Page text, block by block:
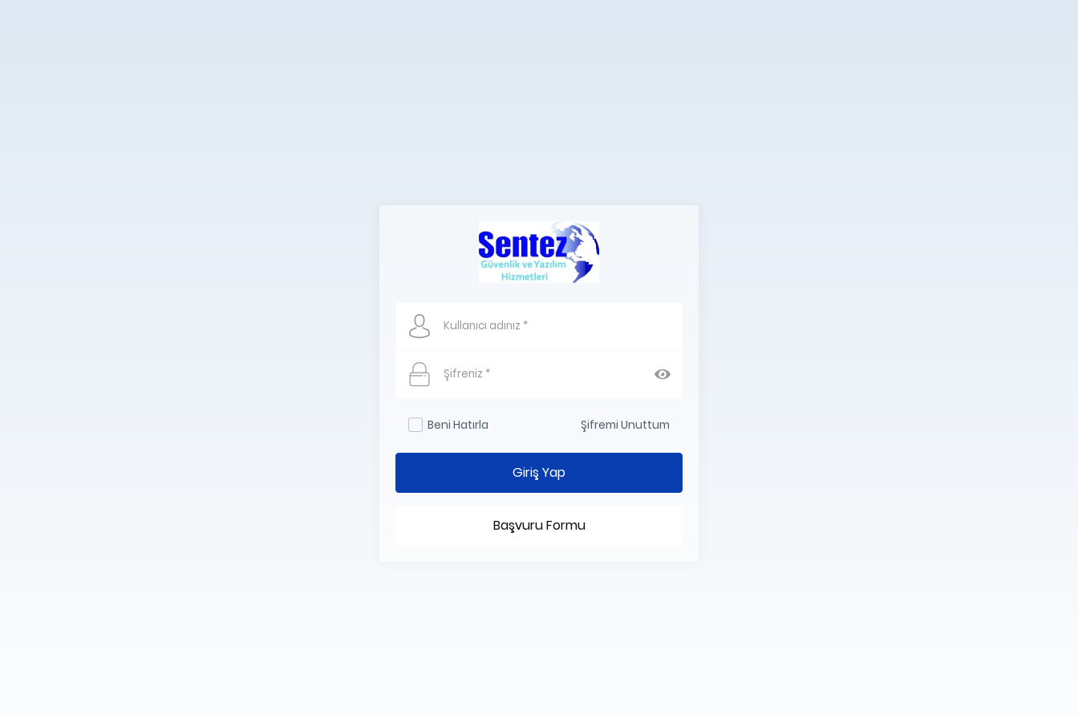
Kullanıcı adınız *
Şifreniz *
Beni Hatırla Şifremi Unuttum
Giriş Yap
Başvuru Formu